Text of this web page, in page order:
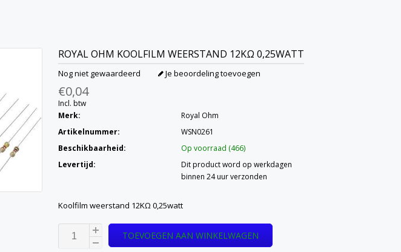
ROYAL OHM KOOLFILM WEERSTAND 12KΩ 0,25WATT
Nog niet gewaardeerd Je beoordeling toevoegen
€0,04
Incl. btw
Merk:
Royal Ohm
Artikelnummer:
WSN0261
Beschikbaarheid:
Op voorraad (466)
Levertijd:
Dit product word op werkdagen
binnen 24 uur verzonden
Koolfilm weerstand 12KΩ 0,25watt
TOEVOEGEN AAN WINKELWAGEN